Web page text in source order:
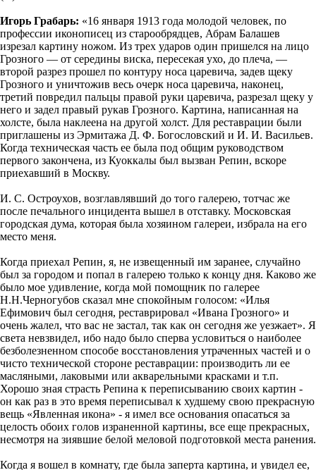
Игорь Грабарь: «16 января 1913 года молодой человек, по
профессии иконописец из старообрядцев, Абрам Балашев
изрезал картину ножом. Из трех ударов один пришелся на лицо
Грозного — от середины виска, пересекая ухо, до плеча, —
второй разрез прошел по контуру носа царевича, задев щеку
Грозного и уничтожив весь очерк носа царевича, наконец,
третий повредил пальцы правой руки царевича, разрезал щеку у
него и задел правый рукав Грозного. Картина, написанная на
холсте, была наклеена на другой холст. Для реставрации были
приглашены из Эрмитажа Д. Ф. Богословский и И. И. Васильев.
Когда техническая часть ее была под общим руководством
первого закончена, из Куоккалы был вызван Репин, вскоре
приехавший в Москву.
И. С. Остроухов, возглавлявший до того галерею, тотчас же
после печального инцидента вышел в отставку. Московская
городская дума, которая была хозяином галереи, избрала на его
место меня.
Когда приехал Репин, я, не извещенный им заранее, случайно
был за городом и попал в галерею только к концу дня. Каково же
было мое удивление, когда мой помощник по галерее
Н.Н.Черногубов сказал мне спокойным голосом: «Илья
Ефимович был сегодня, реставрировал «Ивана Грозного» и
очень жалел, что вас не застал, так как он сегодня же уезжает». Я
света невзвидел, ибо надо было сперва условиться о наиболее
безболезненном способе восстановления утраченных частей и о
чисто технической стороне реставрации: производить ли ее
масляными, лаковыми или акварельными красками и т.п.
Хорошо зная страсть Репина к переписыванию своих картин -
он как раз в это время переписывал к худшему свою прекрасную
вещь «Явленная икона» - я имел все основания опасаться за
целость обоих голов израненной картины, все еще прекрасных,
несмотря на зиявшие белой меловой подготовкой места ранения.
Когда я вошел в комнату, где была заперта картина, и увидел ее,